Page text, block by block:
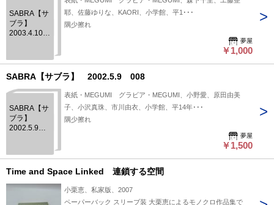
SABRA【サ
ブラ】
2003.4.10
耶、佐藤ゆりな、KAORI、小学館、平1･･･
隅少擦れ
夢屋
￥1,000
SABRA【サブラ】 2002.5.9 008
SABRA【サ
ブラ】
2002.5.9
表紙・MEGUMI グラビア・MEGUMI、小野愛、原田由美
子、小沢真珠、市川由衣、小学館、平14年･･･
隅少擦れ
夢屋
￥1,500
Time and Space Linked 連鎖する空間
小栗恵、私家版、2007
ペーパーバック スリーブ装 大栗恵によるモノクロ作品集で